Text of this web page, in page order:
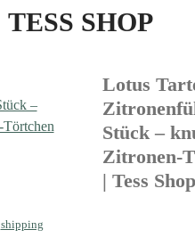
TESS SHOP
Lotus
Stück –
Zitronen-
| Tess Shop
shipping